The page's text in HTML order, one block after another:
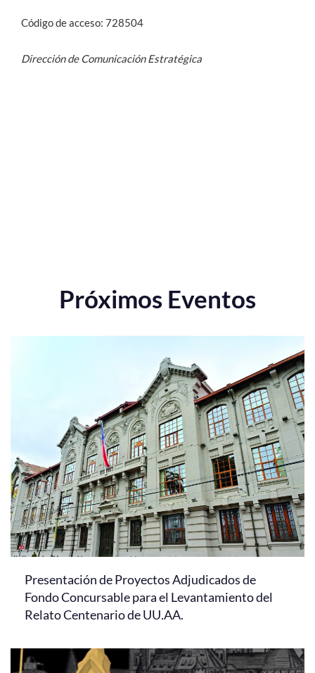
Código de acceso: 728504
Dirección de Comunicación Estratégica
Próximos Eventos
Presentación de Proyectos Adjudicados de
Fondo Concursable para el Levantamiento del
Relato Centenario de UU.AA.